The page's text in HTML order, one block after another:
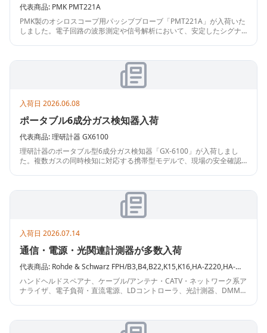
代表商品: PMK PMT221A
PMK製のオシロスコープ用パッシブプローブ「PMT221A」が入荷いた
しました。電子回路の波形測定や信号解析において、安定したシグナ
確認や詳しい仕様、在庫状況については、お気軽にお問い合わせくだ
さい。この機会にぜひ導入をご検討ください。
入荷日 2026.06.08
ポータブル6成分ガス検知器入荷
代表商品:理研計器GX6100
理研計器のポータブル型6成分ガス検知器「GX-6100」が入荷しまし
た。複数ガスの同時検知に対応する携帯型モデルで、現場の安全確認
入荷日 2026.07.14
通信・電源・光関連計測器が多数入荷
代表商品: Rohde & Schwarz FPH/B3,B4,B22,K15,K16,HA-Z220,HA-
Z322-02,HA-Z340(ﾓﾃﾞﾙ02)
ハンドヘルドスペアナ、ケーブル/アンテナ・CATV・ネットワーク系ア
ナライザ、電子負荷・直流電源、LDコントローラ、光計測器、DMM、